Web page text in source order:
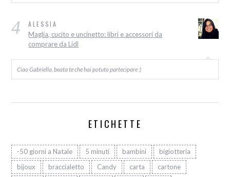
4 ALESSIA
Maglia, cucito e uncinetto: libri e accessori da
comprare da Lidl
Ciao Gabriella, beata te che hai potuto partecipare :)
ETICHETTE
-50 giorni a Natale 5 minuti bambini
bigiotteria
bijoux
braccialetto Candy carta
cartone